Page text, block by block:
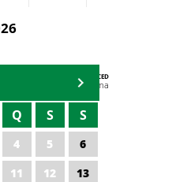
AGENDA DA CODED/CED
Vagna Lima
Q S S
4 5
6
11 12
13